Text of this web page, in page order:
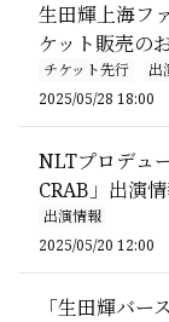
生田輝上海フ
ケット販売の
チケット先行
出
2025/05/28 18:00
NLTプロデュ
CRAB」出演
出演情報
2025/05/20 12:00
「生田輝バ